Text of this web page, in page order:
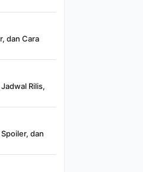
dan Cara
Rilis,
dan